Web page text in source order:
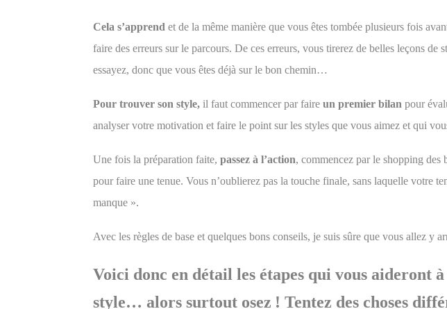
Cela s’apprend et de la même manière que vous êtes tombée plusieurs fois
faire des erreurs sur le parcours. De ces erreurs, vous tirerez de belles leçons de
essayez, donc que vous êtes déjà sur le bon chemin…
Pour trouver son style, il faut commencer par faireun premier bilan pour
analyser votre motivation et faire le point sur les styles que vous aimez et qui
Une fois la préparation faite,passez à l’action, commencez par le shopping des
pour faire une tenue. Vous n’oublierez pas la touche finale, sans laquelle votre
manque ».
Avec les règles de base et quelques bons conseils, je suis sûre que vous allez y
Voici donc en détail les étapes qui vous aideront
style… alors surtout osez ! Tentez des choses